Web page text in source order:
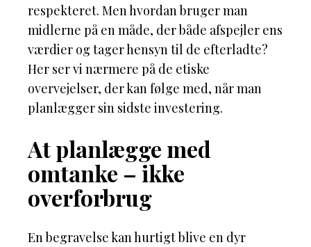
respekteret. Men hvordan bruger man
midlerne på en måde, der både afspejler ens
værdier og tager hensyn til de efterladte?
Her ser vi nærmere på de etiske
overvejelser, der kan følge med, når man
planlægger sin sidste investering.
At planlægge med
omtanke – ikke
overforbrug
En begravelse kan hurtigt blive en dyr